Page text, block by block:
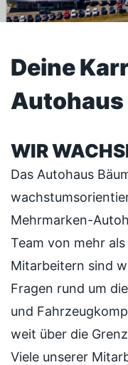
Deine
Autohaus
WIR
Das Autohaus
Mehrmarken-
Team von mehr
Mitarbeitern sind
Fragen rund um
und
weit über die
Viele unserer